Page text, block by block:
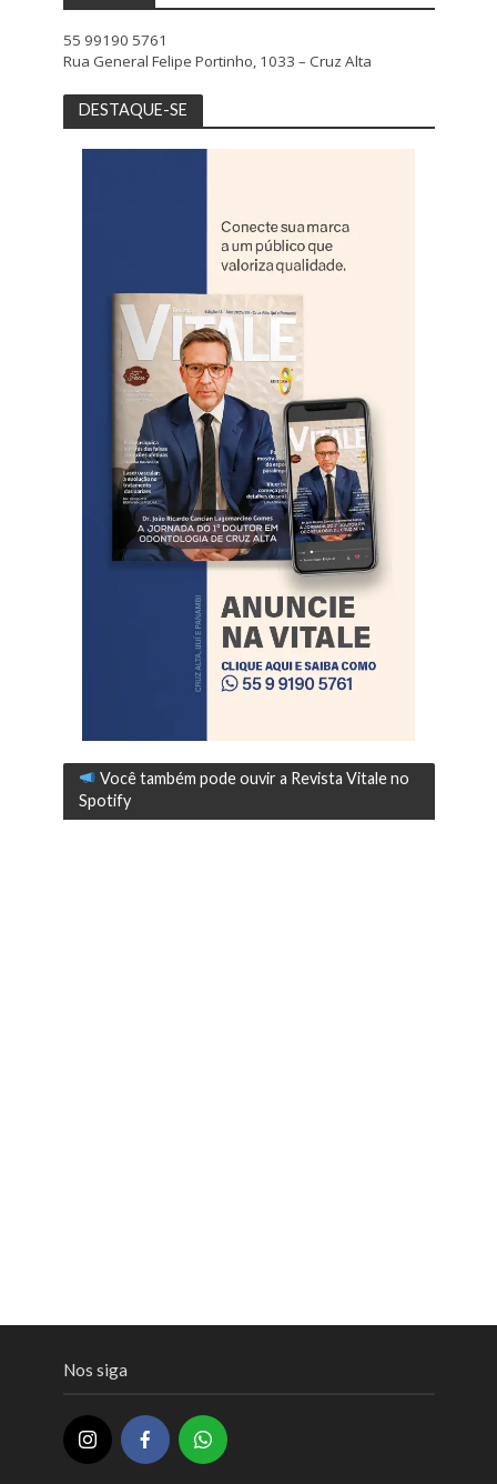
55 99190 5761
Rua General Felipe Portinho, 1033 – Cruz Alta
DESTAQUE-SE
Você também pode ouvir a Revista Vitale no
Spotify
Nos siga